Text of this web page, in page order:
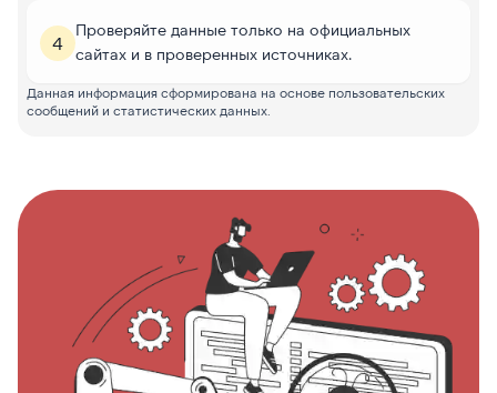
4
Проверяйте данные только на официальных
сайтах и в проверенных источниках.
Данная информация сформирована на основе пользовательских
сообщений и статистических данных.